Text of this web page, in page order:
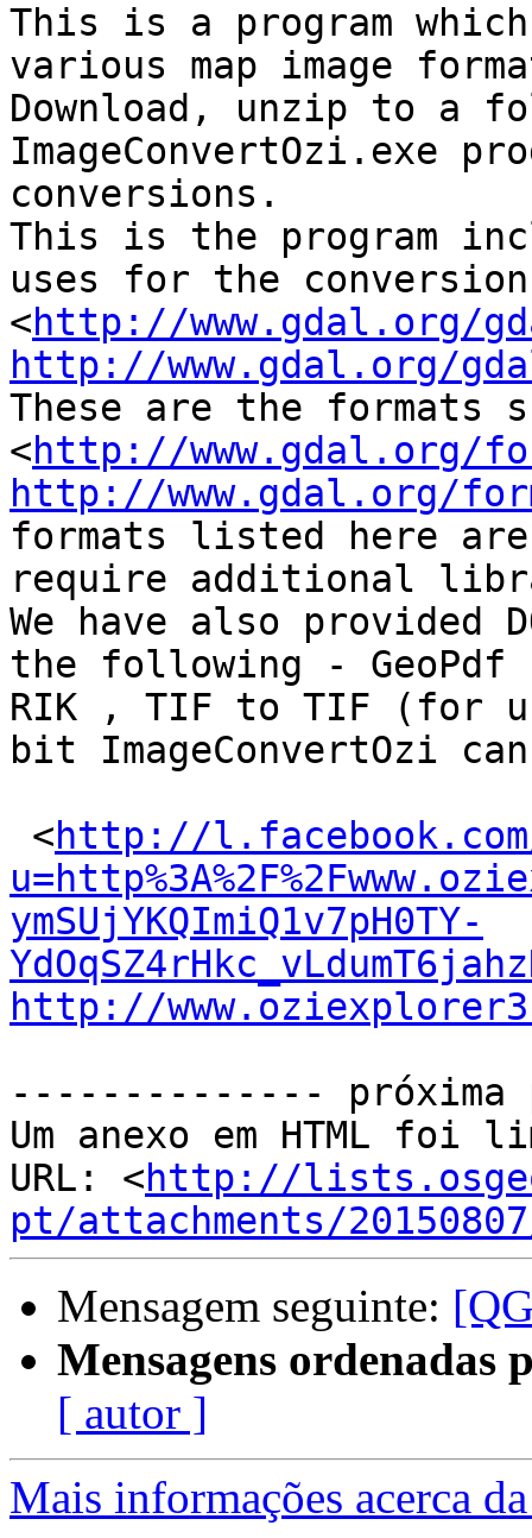
This is a program
various map image
Download, unzip to a
ImageConvertOzi.exe
conversions.
This is the program
uses for the
<http://www.gdal.org/
http://www.gdal.org/
These are the formats
<http://www.gdal.org/
http://www.gdal.org/
formats listed here
require additional
We have also provided
the following - GeoPdf
RIK , TIF to TIF (for
bit ImageConvertOzi
<http://
ymSUjYKQImiQ1v7pH0TY-
http://
--------------
Um anexo em HTML foi
URL: <http://
pt/attachments/
Mensagem seguinte:
Mensagens ordenadas
[ autor ]
Mais informações acerca